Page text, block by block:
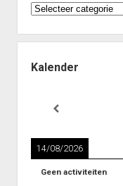
Categorieën
Kalender
14/08/2026
Geen activiteiten